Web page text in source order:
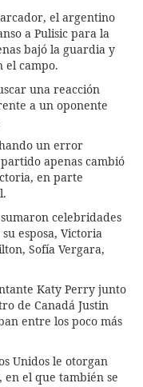
el argentino
a Pulisic para la
bajó la guardia y
el campo.
una reacción
a un oponente
un error
apenas cambió
en parte
celebridades
esposa, Victoria
Sofía Vergara,
Katy Perry junto
de Canadá Justin
entre los poco más
Unidos le otorgan
el que también se